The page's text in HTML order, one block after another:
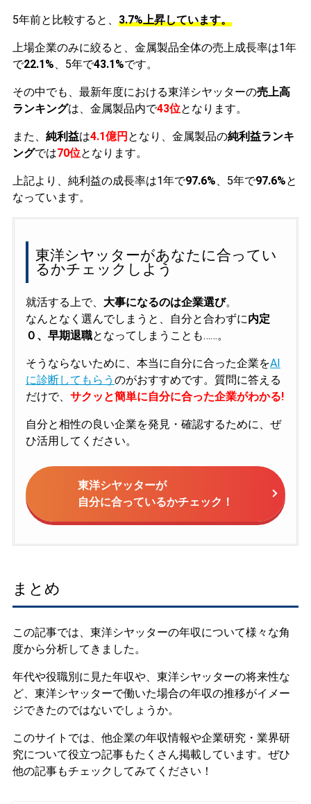
5年前と比較すると、 3.7%上昇しています。
上場企業のみに絞ると、金属製品全体の売上成長率は1年
で22.1%、5年で43.1%です。
その中でも、最新年度における東洋シヤッターの売上高
ランキングは、金属製品内で43位となります。
また、 純利益は4.1億円 となり、金属製品の純利益ランキ
ングでは70位となります。
上記より、純利益の成長率は1年で97.6%、5年で97.6%と
なっています。
東洋シヤッターがあなたに合ってい
るかチェックしよう
就活する上で、 大事になるのは企業選び。
なんとなく選んでしまうと、自分と合わずに内定
０、早期退職となってしまうことも……。
そうならないために、本当に自分に合った企業をAI
に診断してもらう のがおすすめです。質問に答える
だけで、 サクッと簡単に自分に合った企業がわかる!
自分と相性の良い企業を発見・確認するために、ぜ
ひ活用してください。
東洋シヤッターが
自分に合っているかチェック！
まとめ
この記事では、東洋シヤッターの年収について様々な角
度から分析してきました。
年代や役職別に見た年収や、東洋シヤッターの将来性な
ど、東洋シヤッターで働いた場合の年収の推移がイメー
ジできたのではないでしょうか。
このサイトでは、他企業の年収情報や企業研究・業界研
究について役立つ記事もたくさん掲載しています。ぜひ
他の記事もチェックしてみてください！